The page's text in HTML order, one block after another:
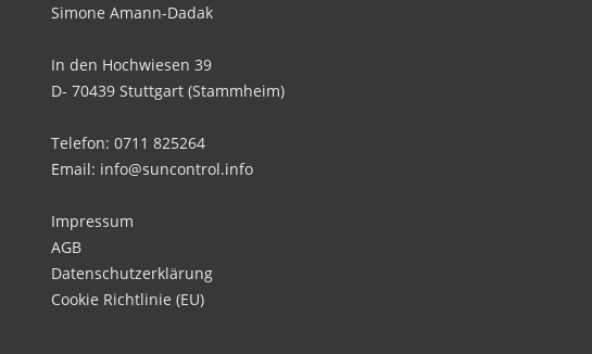
Simone Amann-Dadak
In den Hochwiesen 39
D- 70439 Stuttgart (Stammheim)
Telefon: 0711 825264
Email: info@suncontrol.info
Impressum
AGB
Datenschutzerklärung
Cookie Richtlinie (EU)